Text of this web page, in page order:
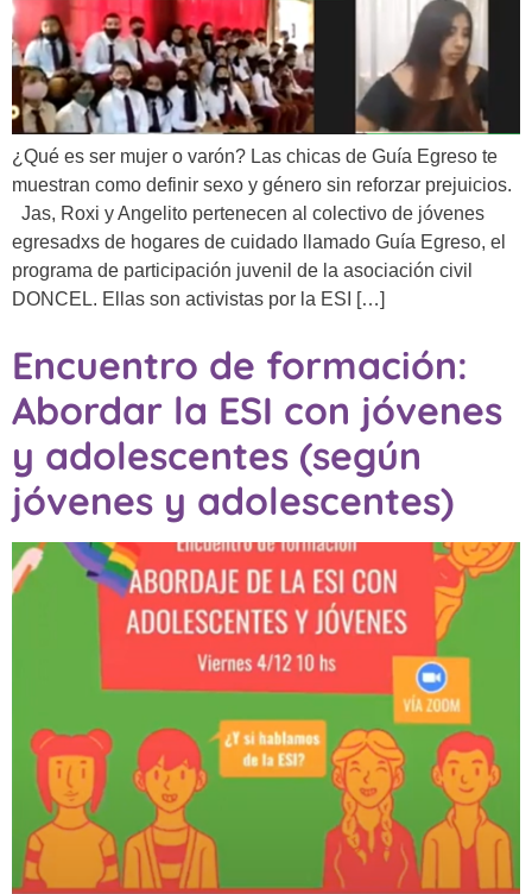
¿Qué es ser mujer o varón? Las chicas de Guía Egreso te
muestran como definir sexo y género sin reforzar prejuicios.
Jas, Roxi y Angelito pertenecen al colectivo de jóvenes
egresadxs de hogares de cuidado llamado Guía Egreso, el
programa de participación juvenil de la asociación civil
DONCEL. Ellas son activistas por la ESI […]
Encuentro de formación:
Abordar la ESI con jóvenes
y adolescentes (según
jóvenes y adolescentes)